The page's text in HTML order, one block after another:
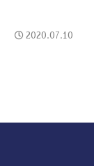
2020.07.10